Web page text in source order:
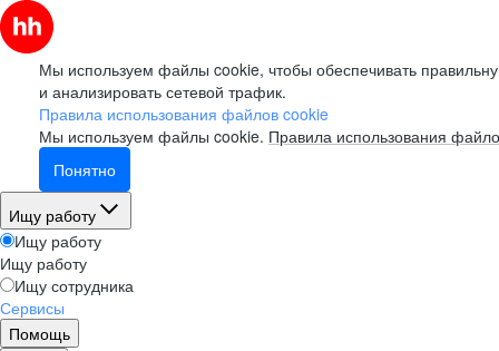
Мы используем файлы cookie, чтобы обеспечивать
и анализировать сетевой трафик.
Правила использования файлов cookie
Мы используем файлы cookie. Правила использования
Понятно
Ищу работу
Ищу работу
Ищу работу
Ищу сотрудника
Сервисы
Помощь